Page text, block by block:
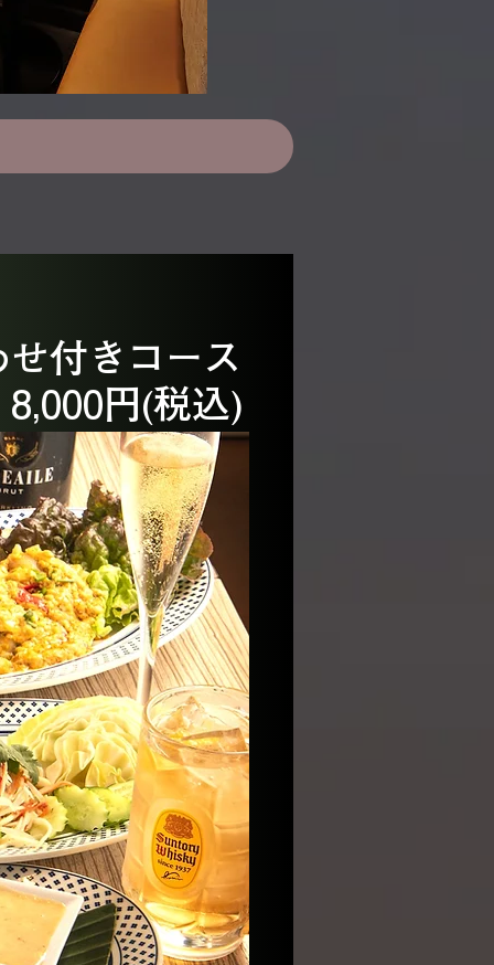
付きコース
8,000円(税込)